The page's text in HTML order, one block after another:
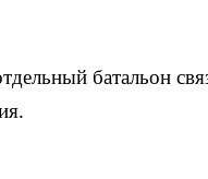
батальон